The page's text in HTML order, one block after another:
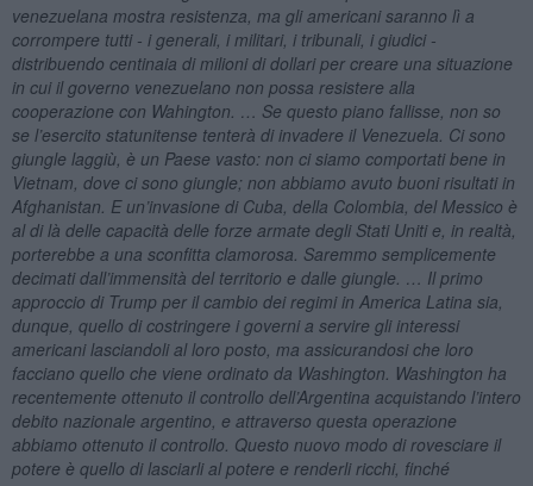
venezuelana mostra resistenza, ma gli americani saranno lì a
corrompere tutti - i generali, i militari, i tribunali, i giudici -
distribuendo centinaia di milioni di dollari per creare una situazione
in cui il governo venezuelano non possa resistere alla
cooperazione con Wahington. … Se questo piano fallisse, non so
se l’esercito statunitense tenterà di invadere il Venezuela. Ci sono
giungle laggiù, è un Paese vasto: non ci siamo comportati bene in
Vietnam, dove ci sono giungle; non abbiamo avuto buoni risultati in
Afghanistan. E un’invasione di Cuba, della Colombia, del Messico è
al di là delle capacità delle forze armate degli Stati Uniti e, in realtà,
porterebbe a una sconfitta clamorosa. Saremmo semplicemente
decimati dall’immensità del territorio e dalle giungle. … Il primo
approccio di Trump per il cambio dei regimi in America Latina sia,
dunque, quello di costringere i governi a servire gli interessi
americani lasciandoli al loro posto, ma assicurandosi che loro
facciano quello che viene ordinato da Washington. Washington ha
recentemente ottenuto il controllo dell’Argentina acquistando l’intero
debito nazionale argentino, e attraverso questa operazione
abbiamo ottenuto il controllo. Questo nuovo modo di rovesciare il
potere è quello di lasciarli al potere e renderli ricchi, finché